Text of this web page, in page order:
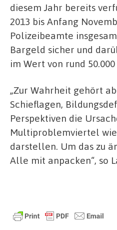
diesem Jahr bereits
2013 bis Anfang
Polizeibeamte
Bargeld sicher und
im Wert von rund 50.000
„Zur Wahrheit gehört
Schieflagen,
Perspektiven die
Multiproblemviertel
darstellen. Um das zu
Alle mit anpacken“, so